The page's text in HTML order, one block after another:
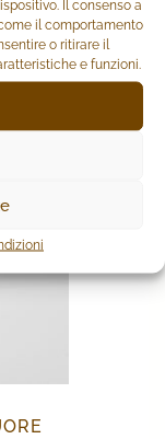
Il consenso a
il comportamento
o ritirare il
e funzioni.